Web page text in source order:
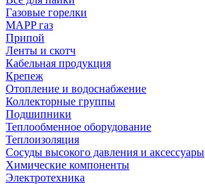
Газовые горелки
MAPP газ
Припой
Ленты и скотч
Кабельная продукция
Крепеж
Отопление и водоснабжение
Коллекторные группы
Подшипники
Теплообменное оборудование
Теплоизоляция
Сосуды высокого давления и аксессуары
Химические компоненты
Электротехника